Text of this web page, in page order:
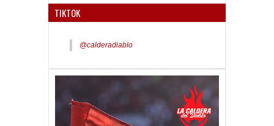
TIKTOK
@calderadiablo